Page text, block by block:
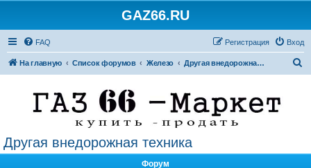
GAZ66.RU
FAQ Вход
Регистрация
На главную Список форумов Железо Другая внедорожная техника
Другая внедорожная техника
Форум